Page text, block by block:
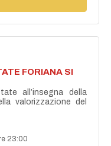
FORIANA SI
all’insegna della
valorizzazione del
23:00